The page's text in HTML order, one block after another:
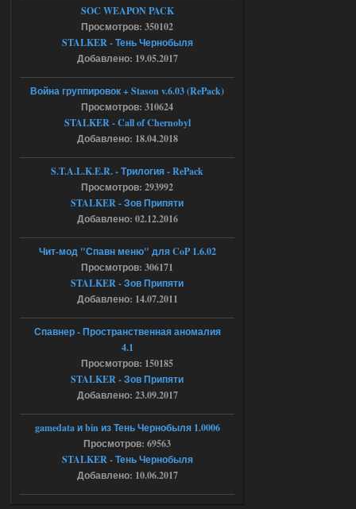
Ответить ➤
Объединенный Пак 2 + OGSR +
STCoP WP 3.4
Доступно только для пользователей
Ответить ➤
04.08.2026
Объединенный Пак 2 + OGSR +
STCoP WP 3.4
Доступно только для пользователей
Ответить ➤
Объединенный Пак 2 + OGSR +
STCoP WP 3.4
Stalker-Mods-Clan-su
Доступно только для пользователей
Ответить ➤
04.08.2026
SOC WEAPON PACK
Просмотров: 350102
STALKER - Тень Чернобыля
Добавлено: 19.05.2017
Война группировок + Stason v.6.03 (RePack)
Просмотров: 310624
STALKER - Call of Chernobyl
Добавлено: 18.04.2018
S.T.A.L.K.E.R. - Трилогия - RePack
Просмотров: 293992
STALKER - Зов Припяти
Добавлено: 02.12.2016
Чит-мод "Спавн меню" для CoP 1.6.02
Просмотров: 306171
STALKER - Зов Припяти
Добавлено: 14.07.2011
Спавнер - Пространственная аномалия
4.1
Просмотров: 150185
STALKER - Зов Припяти
Добавлено: 23.09.2017
gamedata и bin из Тень Чернобыля 1.0006
Просмотров: 69563
STALKER - Тень Чернобыля
Добавлено: 10.06.2017